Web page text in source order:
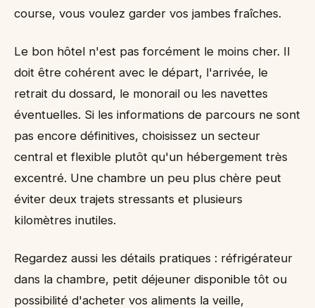
course, vous voulez garder vos jambes fraîches.
Le bon hôtel n'est pas forcément le moins cher. Il
doit être cohérent avec le départ, l'arrivée, le
retrait du dossard, le monorail ou les navettes
éventuelles. Si les informations de parcours ne sont
pas encore définitives, choisissez un secteur
central et flexible plutôt qu'un hébergement très
excentré. Une chambre un peu plus chère peut
éviter deux trajets stressants et plusieurs
kilomètres inutiles.
Regardez aussi les détails pratiques : réfrigérateur
dans la chambre, petit déjeuner disponible tôt ou
possibilité d'acheter vos aliments la veille,